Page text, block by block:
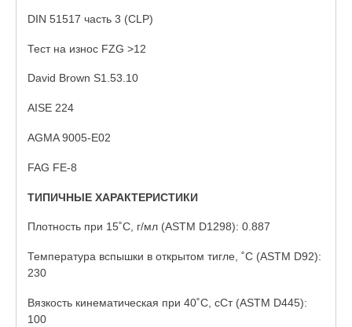
DIN 51517 часть 3 (CLP)
Тест на износ FZG >12
David Brown S1.53.10
AISE 224
AGMA 9005-E02
FAG FE-8
ТИПИЧНЫЕ ХАРАКТЕРИСТИКИ
Плотность при 15˚C, г/мл (ASTM D1298): 0.887
Температура вспышки в открытом тигле, ˚C (ASTM D92):
230
Вязкость кинематическая при 40˚C, сСт (ASTM D445):
100